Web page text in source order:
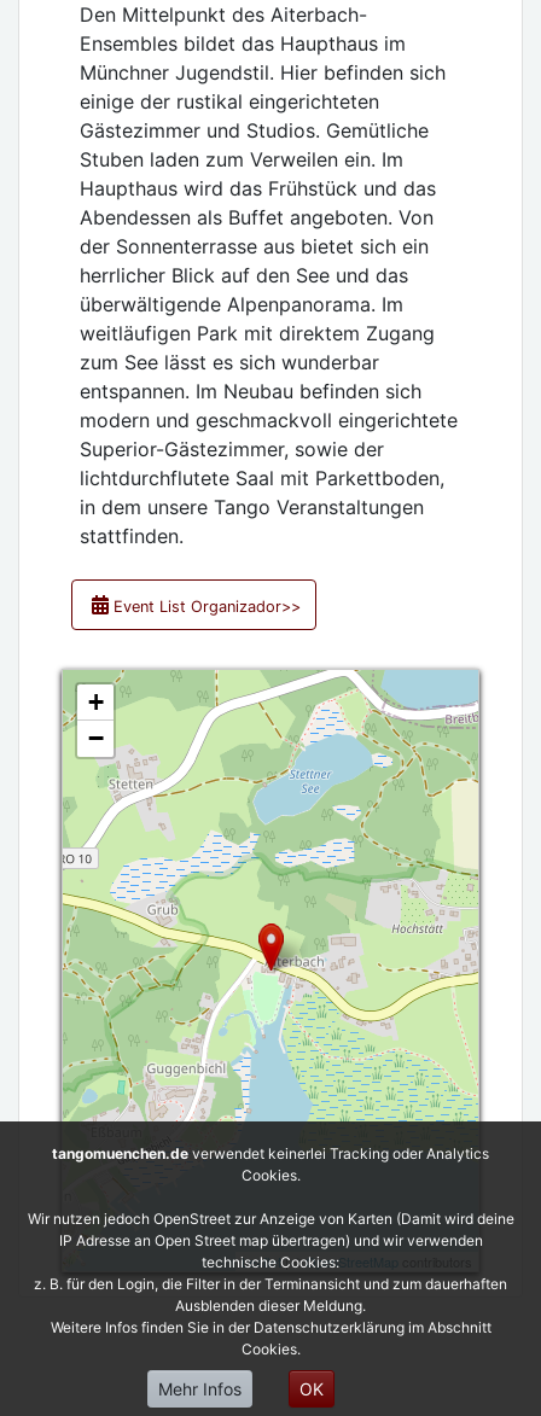
Den Mittelpunkt des Aiterbach-
Ensembles bildet das Haupthaus im
Münchner Jugendstil. Hier befinden sich
einige der rustikal eingerichteten
Gästezimmer und Studios. Gemütliche
Stuben laden zum Verweilen ein. Im
Haupthaus wird das Frühstück und das
Abendessen als Buffet angeboten. Von
der Sonnenterrasse aus bietet sich ein
herrlicher Blick auf den See und das
überwältigende Alpenpanorama. Im
weitläufigen Park mit direktem Zugang
zum See lässt es sich wunderbar
entspannen. Im Neubau befinden sich
modern und geschmackvoll eingerichtete
Superior-Gästezimmer, sowie der
lichtdurchflutete Saal mit Parkettboden,
in dem unsere Tango Veranstaltungen
stattfinden.
Event List Organizador>>
+
−
Leaflet| ©OpenStreetMap
tangomuenchen.de verwendet keinerlei Tracking oder Analytics
Cookies.
Wir nutzen jedoch OpenStreet zur Anzeige von Karten (Damit wird deine
IP Adresse an Open Street map übertragen) und wir verwenden
technische Cookies:
z. B. für den Login, die Filter in der Terminansicht und zum dauerhaften
Ausblenden dieser Meldung.
Weitere Infos finden Sie in der Datenschutzerklärung im Abschnitt
Cookies.
Mehr Infos OK